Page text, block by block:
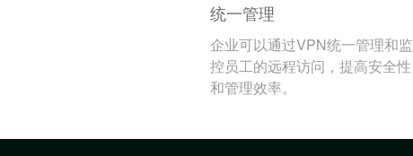
统一管理
企业可以通过VPN统一管理和监
控员工的远程访问，提高安全性
和管理效率。